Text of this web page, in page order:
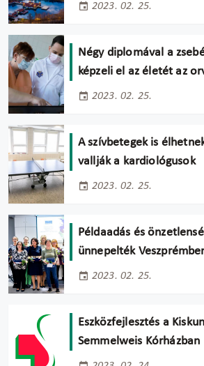
2023. 02. 25.
Négy diplomával a
képzeli el az életét az
2023. 02. 25.
A szívbetegek is
vallják a kardiológusok
2023. 02. 25.
Példaadás és
ünnepelték
2023. 02. 25.
Eszközfejlesztés a
Semmelweis Kórházban